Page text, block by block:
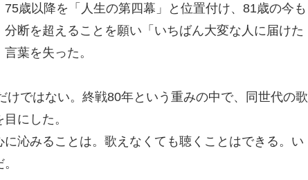
歳以降を「人生の第四幕」と位置付け、81歳の今も
断を超えることを願い「いちばん大変な人に届けた
葉を失った。
ではない。終戦80年という重みの中で、同世代の歌
にした。
沁みることは。歌えなくても聴くことはできる。い